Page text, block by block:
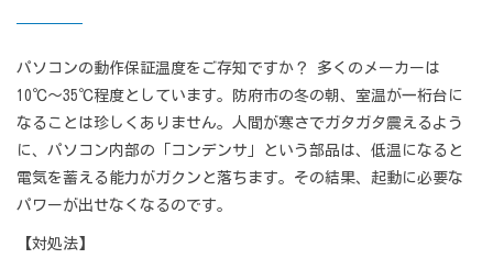
パソコンの動作保証温度をご存知ですか？ 多くのメーカーは
10℃〜35℃程度としています。防府市の冬の朝、室温が一桁台に
なることは珍しくありません。人間が寒さでガタガタ震えるよう
に、パソコン内部の「コンデンサ」という部品は、低温になると
電気を蓄える能力がガクンと落ちます。その結果、起動に必要な
パワーが出せなくなるのです。
【対処法】